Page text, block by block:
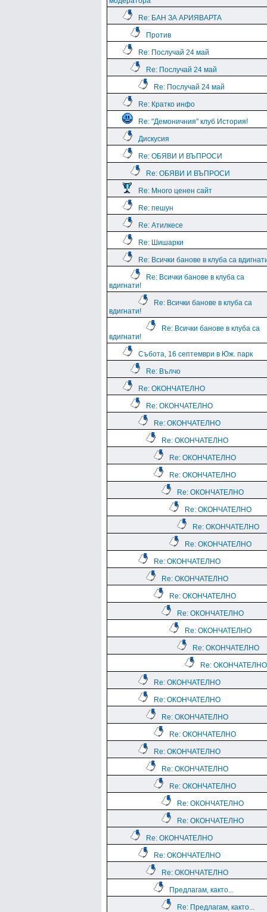
Re: БАН ЗА АРИЯВАРТА
Против
Re: Послучай 24 май
Re: Послучай 24 май
Re: Послучай 24 май
Re: Кратко инфо
Re: "Демоничния" клуб История!
Дискусия
Re: ОБЯВИ И ВЪПРОСИ
Re: ОБЯВИ И ВЪПРОСИ
Re: Много ценен сайт
Re: пешун
Re: Атилкесе
Re: Шишарки
Re: Всички банове в клуба са
Re: Всички банове в клуба са
вдигнати!
Re: Всички банове в клуба са
вдигнати!
Re: Всички банове в клуба са
вдигнати!
Събота, 16 септември в Юж. парк
Re: Вълчо
Re: ОКОНЧАТЕЛНО
Re: ОКОНЧАТЕЛНО
Re: ОКОНЧАТЕЛНО
Re: ОКОНЧАТЕЛНО
Re: ОКОНЧАТЕЛНО
Re: ОКОНЧАТЕЛНО
Re: ОКОНЧАТЕЛНО
Re: ОКОНЧАТЕЛНО
Re: ОКОНЧАТЕЛНО
Re: ОКОНЧАТЕЛНО
Re: ОКОНЧАТЕЛНО
Re: ОКОНЧАТЕЛНО
Re: ОКОНЧАТЕЛНО
Re: ОКОНЧАТЕЛНО
Re: ОКОНЧАТЕЛНО
Re: ОКОНЧАТЕЛНО
Re: ОКОНЧАТЕЛНО
Re: ОКОНЧАТЕЛНО
Re: ОКОНЧАТЕЛНО
Re: ОКОНЧАТЕЛНО
Re: ОКОНЧАТЕЛНО
Re: ОКОНЧАТЕЛНО
Re: ОКОНЧАТЕЛНО
Re: ОКОНЧАТЕЛНО
Re: ОКОНЧАТЕЛНО
Re: ОКОНЧАТЕЛНО
Re: ОКОНЧАТЕЛНО
Re: ОКОНЧАТЕЛНО
Re: ОКОНЧАТЕЛНО
Предлагам, както...
Re: Предлагам, както...